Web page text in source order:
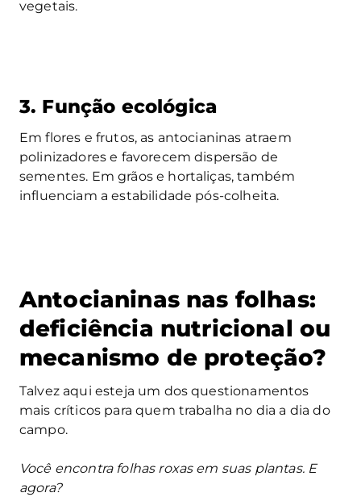
vegetais.
3. Função ecológica
Em flores e frutos, as antocianinas atraem
polinizadores e favorecem dispersão de
sementes. Em grãos e hortaliças, também
influenciam a estabilidade pós-colheita.
Antocianinas nas folhas:
deficiência nutricional ou
mecanismo de proteção?
Talvez aqui esteja um dos questionamentos
mais críticos para quem trabalha no dia a dia do
campo.
Você encontra folhas roxas em suas plantas. E
agora?